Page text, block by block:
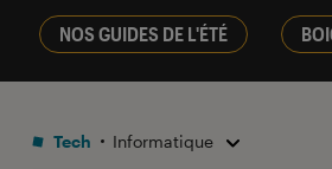
NOS GUIDES DE L'ÉTÉ
Tech Informatique